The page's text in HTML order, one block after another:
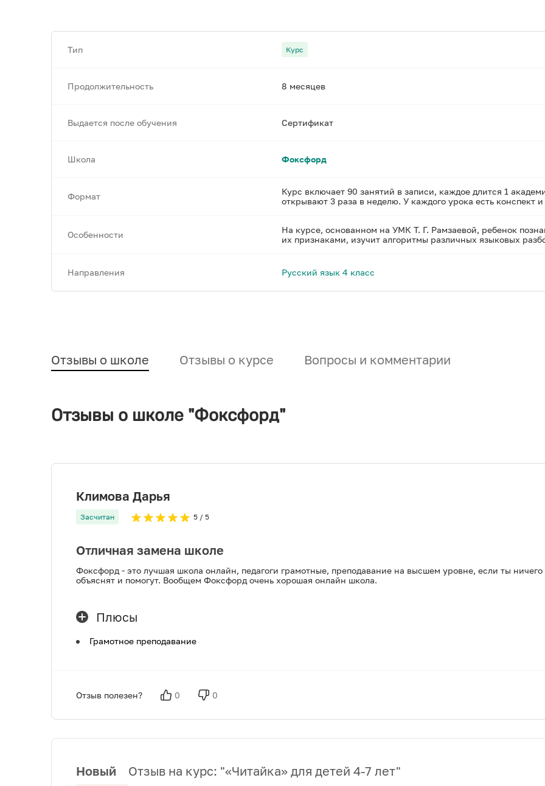
Тип Курс
Продолжительность 8 месяцев
Выдается после обучения Сертификат
Школа Фоксфорд
Формат
Курс включает 90 занятий в записи, каждое длится 1
открывают 3 раза в неделю. У каждого урока есть конспект
Особенности
На курсе, основанном на УМК Т. Г. Рамзаевой, ребенок
их признаками, изучит алгоритмы различных языковых
Направления Русский язык 4 класс
Отзывы о школе Отзывы о курсе Вопросы и комментарии
Отзывы о школе "Фоксфорд"
Климова Дарья
Засчитан 5 / 5
Отличная замена школе
Фоксфорд - это лучшая школа онлайн, педагоги грамотные, преподавание на высшем уровне, если ты ничего
объяснят и помогут. Вообщем Фоксфорд очень хорошая онлайн школа.
Плюсы
Грамотное преподавание
Отзыв полезен? 0 0
Новый Отзыв на курс: "«Читайка» для детей 4-7 лет"